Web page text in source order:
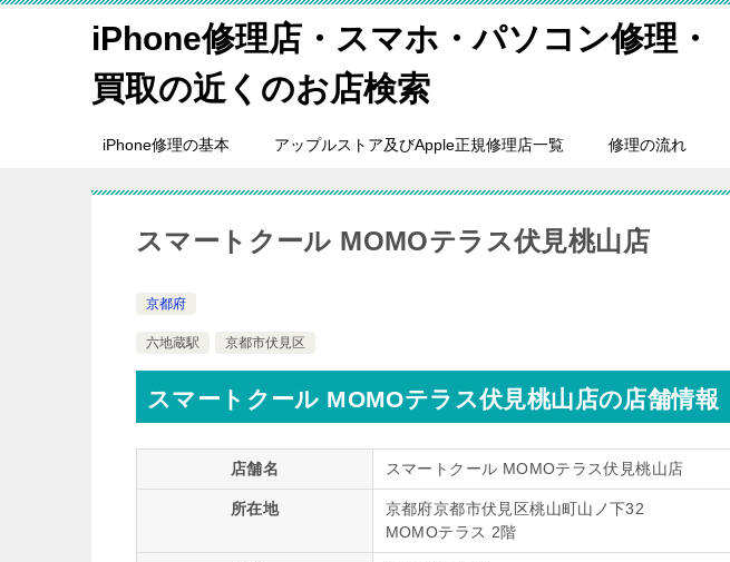
iPhone修理店・スマホ・パソコン修理・
買取の近くのお店検索
iPhone修理の基本 アップルストア及びApple正規修理店一覧 修理の流れ
スマートクール MOMOテラス伏見桃山店
京都府
六地蔵駅 京都市伏見区
スマートクール MOMOテラス伏見桃山店の店舗情報
店舗名 スマートクール MOMOテラス伏見桃山店
所在地
京都府京都市伏見区桃山町山ノ下32
MOMOテラス 2階